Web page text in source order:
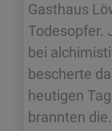
Gasthaus
Todesopfer.
bei
bescherte
heutigen
brannten